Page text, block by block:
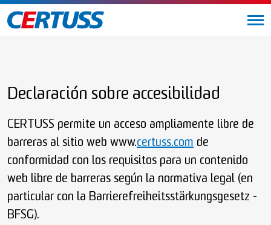
Declaración sobre accesibilidad
CERTUSS permite un acceso ampliamente libre de
barreras al sitio web www.certuss.com de
conformidad con los requisitos para un contenido
web libre de barreras según la normativa legal (en
particular con la Barrierefreiheitsstärkungsgesetz -
BFSG).